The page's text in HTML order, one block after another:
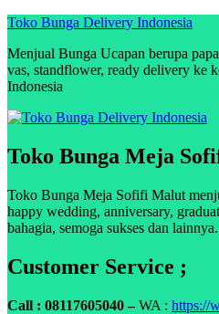
Skip
content
Toko Bunga Delivery Indonesia
Menjual Bunga Ucapan berupa
vas, standflower, ready delivery ke
Indonesia
Toko Bunga Meja
Toko Bunga Meja Sofifi Malut
happy wedding, anniversary,
bahagia, semoga sukses dan lainnya.
Customer Service ;
Call : 08117605040 –WA : https://